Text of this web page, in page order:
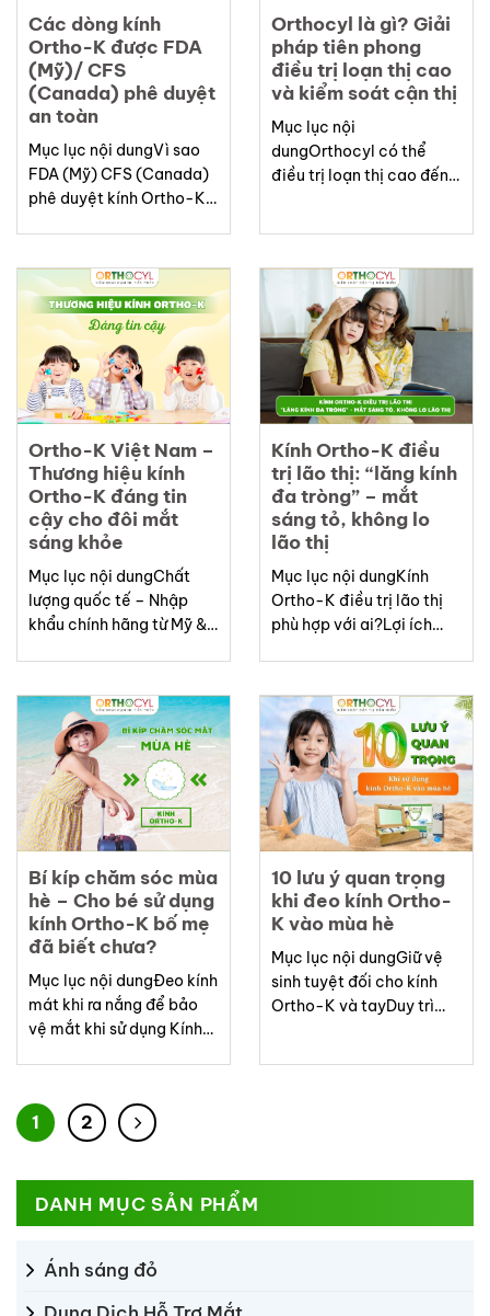
special type of rigid
contact lens designed by
Dr. Liberty Hai Ho...
Các dòng kính
Ortho-K được FDA
(Mỹ)/ CFS
(Canada) phê duyệt
an toàn
Mục lục nội dungVì sao
FDA (Mỹ) CFS (Canada)
phê duyệt kính Ortho-K
phê duyệt phổ biếnƯu
điểm của kính Ortho-K
được FDA phê
duyệtOrtho-K tại Việt
Nam – Phân phối các
thương hiệu kính được
FDA/CFS phê
duyệtListOrtho-K
(Orthokeratology) là
phương pháp...
Orthocyl là gì? Giải
pháp tiên phong
điều trị loạn thị cao
và kiểm soát cận thị
Mục lục nội
dungOrthocyl có thể
điều trị loạn thị cao đến
tiên phong mang Ortho-
K về Việt NamOrthocyl –
Giải pháp toàn diện cho
loạn thị cao và cận thị
tiến triểnListOrthocyl là
dòng kính tiếp...
Ortho-K Việt Nam –
Thương hiệu kính
Ortho-K đáng tin
cậy cho đôi mắt
sáng khỏe
Mục lục nội dungChất
lượng quốc tế – Nhập
khẩu chính hãng từ Mỹ &
đầu thế giớiĐội ngũ
chuyên gia Ortho-K hàng
đầu Việt NamDịch vụ
hoàn hảo – Chính sách hỗ
trợ tận tâmKho kính
Ortho-K lớn nhất Việt
Nam –...
Kính Ortho-K điều
trị lão thị: “lăng kính
đa tròng” – mắt
sáng tỏ, không lo
lão thị
Mục lục nội dungKính
Ortho-K điều trị lão thị
phù hợp với ai?Lợi ích
không chỉ được biết đến
như một giải pháp kiểm
soát cận thị cho trẻ em,
mà hiện nay còn mở ra
một hướng đi mới trong
hỗ...
Bí kíp chăm sóc mùa
hè – Cho bé sử dụng
kính Ortho-K bố mẹ
đã biết chưa?
Mục lục nội dungĐeo kính
mát khi ra nắng để bảo
vệ mắt khi sử dụng Kính
cộmGiới hạn thời gian
dùng thiết bị điện tửĂn
A, luteinXem xét cho con
sử dụng...
10 lưu ý quan trọng
khi đeo kính Ortho-
K vào mùa hè
Mục lục nội dungGiữ vệ
sinh tuyệt đối cho kính
Ortho-K và tayDuy trì
1 2
DANH MỤC SẢN PHẨM
Ánh sáng đỏ